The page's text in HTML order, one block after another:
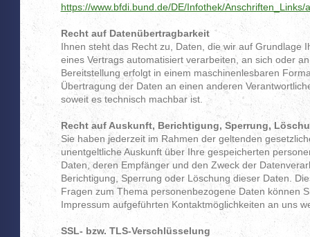
https://www.bfdi.bund.de/DE/Infothek/
Recht auf Datenübertragbarkeit
Ihnen steht das Recht zu, Daten, die wir auf Grundlage
eines Vertrags automatisiert verarbeiten, an sich oder
Bereitstellung erfolgt in einem maschinenlesbaren
Übertragung der Daten an einen anderen
soweit es technisch machbar ist.
Recht auf Auskunft, Berichtigung, Sperrung,
Sie haben jederzeit im Rahmen der geltenden
unentgeltliche Auskunft über Ihre gespeicherten
Daten, deren Empfänger und den Zweck der
Berichtigung, Sperrung oder Löschung dieser Daten.
Fragen zum Thema personenbezogene Daten können
Impressum aufgeführten Kontaktmöglichkeiten an uns
SSL- bzw. TLS-Verschlüsselung